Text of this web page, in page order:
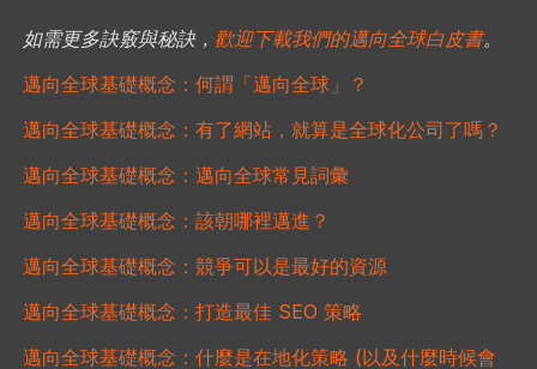
如需更多訣竅與秘訣， 歡迎下載我們的邁向全球白皮書。
邁向全球基礎概念：何謂「邁向全球」？
邁向全球基礎概念：有了網站，就算是全球化公司了嗎？
邁向全球基礎概念：邁向全球常見詞彙
邁向全球基礎概念：該朝哪裡邁進？
邁向全球基礎概念：競爭可以是最好的資源
邁向全球基礎概念：打造最佳 SEO 策略
邁向全球基礎概念：什麼是在地化策略 (以及什麼時候會